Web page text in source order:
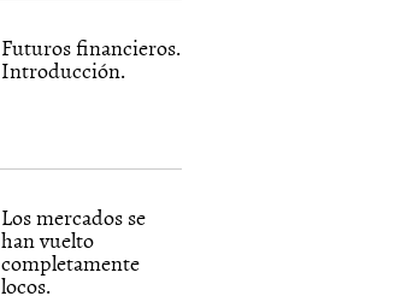
Futuros financieros.
Introducción.
Los mercados se
han vuelto
completamente
locos.